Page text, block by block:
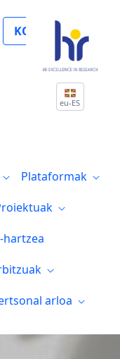
KOLABORATU
eu-ES
Plataformak
hartzea
arloa